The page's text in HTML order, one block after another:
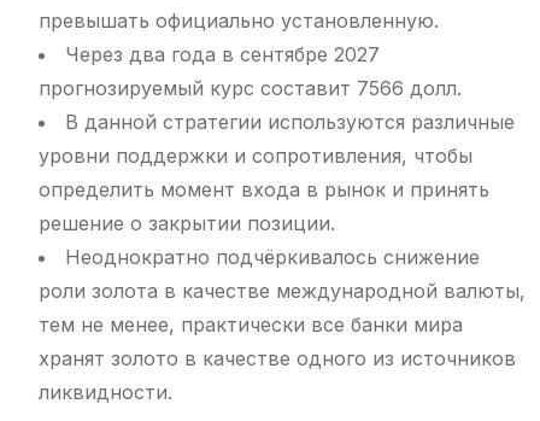
превышать официально установленную.
Через два года в сентябре 2027
прогнозируемый курс составит 7566 долл.
В данной стратегии используются различные
уровни поддержки и сопротивления, чтобы
определить момент входа в рынок и принять
решение о закрытии позиции.
Неоднократно подчёркивалось снижение
роли золота в качестве международной валюты,
тем не менее, практически все банки мира
хранят золото в качестве одного из источников
ликвидности.